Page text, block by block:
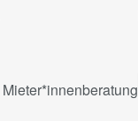
Mieter*innenberatung